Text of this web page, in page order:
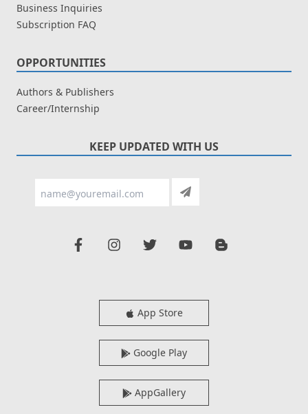
Business Inquiries
Subscription FAQ
OPPORTUNITIES
Authors & Publishers
Career/Internship
KEEP UPDATED WITH US
App Store
Google Play
AppGallery